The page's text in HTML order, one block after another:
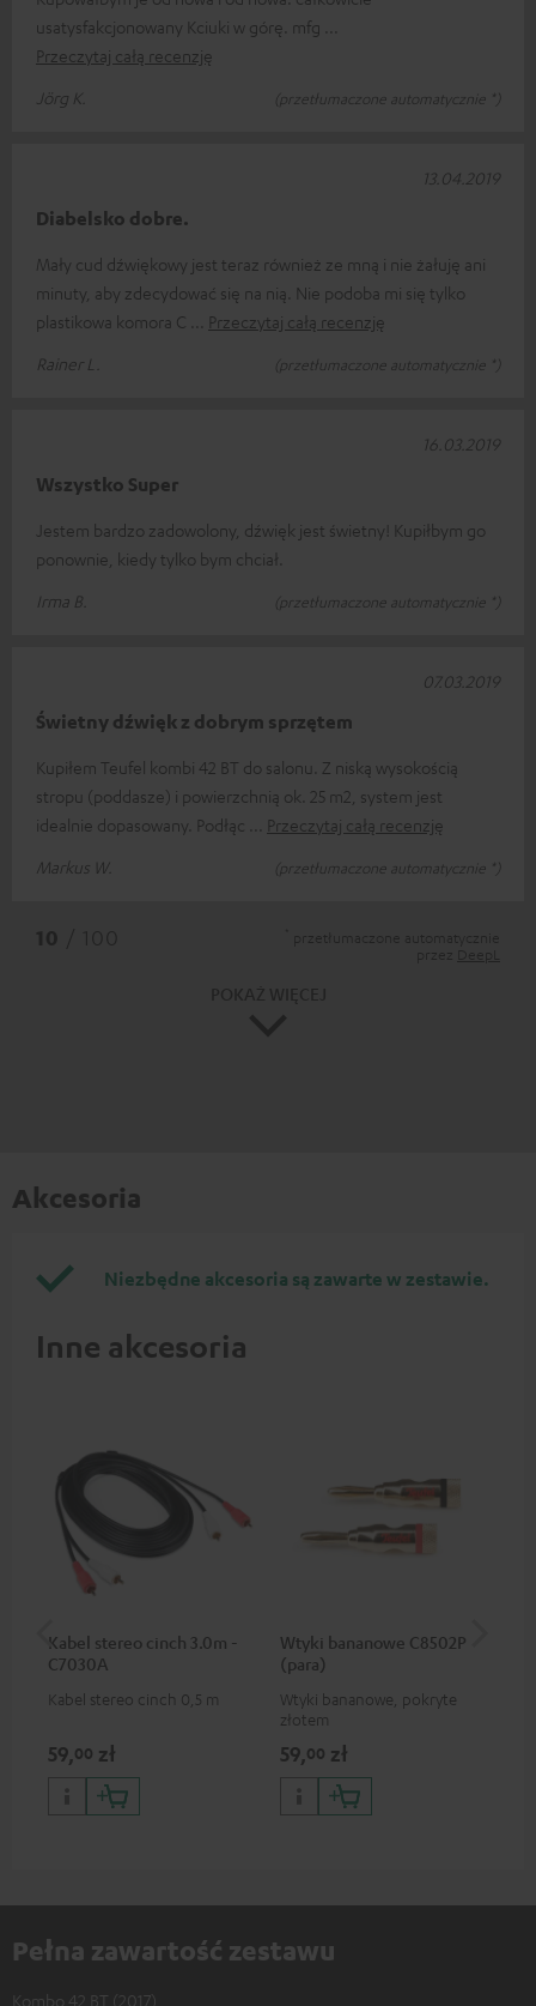
usatysfakcjonowany Kciuki w górę. mfg
Przeczytaj całą recenzję
Jörg K.
(przetłumaczone automatycznie *)
Diabelsko dobre.
Mały cud dźwiękowy jest teraz również ze mną i nie żałuję ani
minuty, aby zdecydować się na nią. Nie podoba mi się tylko
plastikowa komora C
Przeczytaj całą recenzję
Rainer L.
(przetłumaczone automatycznie *)
13.04.2019
Wszystko Super
Jestem bardzo zadowolony, dźwięk jest świetny! Kupiłbym go
ponownie, kiedy tylko bym chciał.
Irma B.
(przetłumaczone automatycznie *)
16.03.2019
Świetny dźwięk z dobrym sprzętem
Kupiłem Teufel kombi 42 BT do salonu. Z niską wysokością
stropu (poddasze) i powierzchnią ok. 25 m2, system jest
idealnie dopasowany. Podłąc
Przeczytaj całą recenzję
Markus W.
(przetłumaczone automatycznie *)
07.03.2019
Akcesoria
Niezbędne akcesoria są zawarte w zestawie.
Inne akcesoria
Kabel stereo cinch 3.0m -
C7030A
Kabel stereo cinch 0,5 m
59,00 zł
Wtyki bananowe C8502P
(para)
Wtyki bananowe, pokryte
złotem
59,00 zł
Pełna zawartość zestawu
Kombo 42 BT (2017)